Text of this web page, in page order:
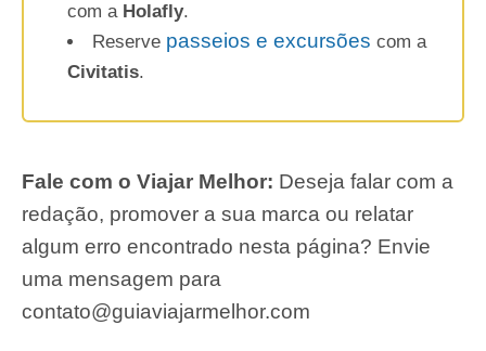
com a Holafly.
Reserve passeios e excursões com a
Civitatis.
Fale com o Viajar Melhor: Deseja falar com a
redação, promover a sua marca ou relatar
algum erro encontrado nesta página? Envie
uma mensagem para
contato@guiaviajarmelhor.com